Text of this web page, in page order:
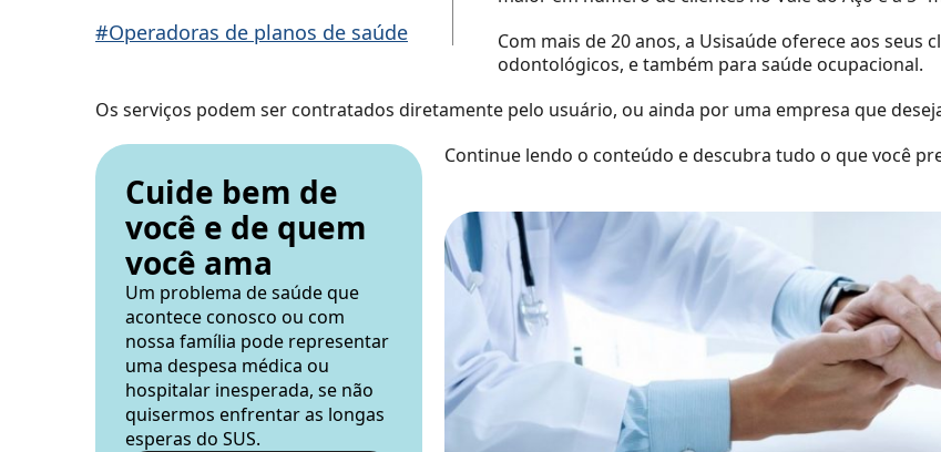
#Operadoras de planos de saúde
Com mais de 20 anos, a Usisaúde oferece aos seus
odontológicos, e também para saúde ocupacional.
Os serviços podem ser contratados diretamente pelo usuário, ou ainda por uma empresa que
Cuide bem de
você e de quem
você ama
Um problema de saúde que
acontece conosco ou com
nossa família pode representar
uma despesa médica ou
hospitalar inesperada, se não
quisermos enfrentar as longas
esperas do SUS.
Continue lendo o conteúdo e descubra tudo o que você